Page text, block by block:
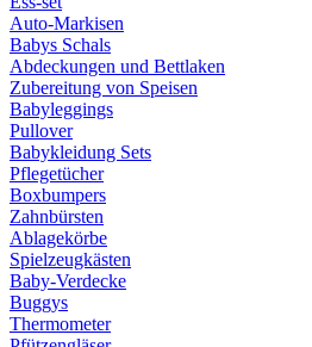
Auto-Markisen
Babys Schals
Abdeckungen und Bettlaken
Zubereitung von Speisen
Babyleggings
Pullover
Babykleidung Sets
Pflegetücher
Boxbumpers
Zahnbürsten
Ablagekörbe
Spielzeugkästen
Baby-Verdecke
Buggys
Thermometer